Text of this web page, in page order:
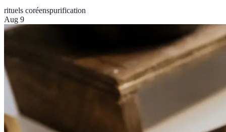
rituels coréenspurification
Aug 9